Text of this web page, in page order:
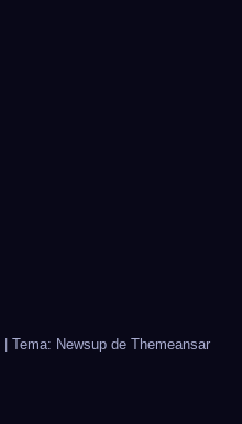
Tema: Newsup de Themeansar